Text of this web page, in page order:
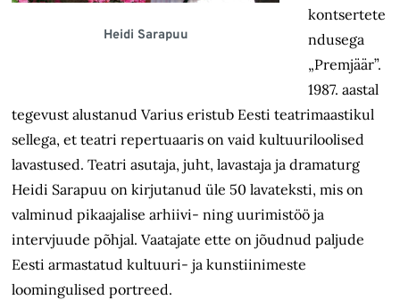
Heidi Sarapuu
kontsertete
ndusega
„Premjäär”.
1987. aastal
tegevust alustanud Varius eristub Eesti teatrimaastikul
sellega, et teatri repertuaaris on vaid kultuuriloolised
lavastused. Teatri asutaja, juht, lavastaja ja dramaturg
Heidi Sarapuu on kirjutanud üle 50 lavateksti, mis on
valminud pikaajalise arhiivi- ning uurimistöö ja
intervjuude põhjal. Vaatajate ette on jõudnud paljude
Eesti armastatud kultuuri- ja kunstiinimeste
loomingulised portreed.